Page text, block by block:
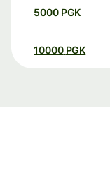
5000 PGK
10000 PGK